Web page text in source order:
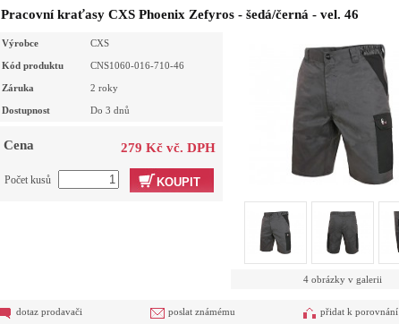
Pracovní kraťasy CXS Phoenix Zefyros - šedá/černá - vel. 46
Výrobce CXS
Kód produktu CNS1060-016-710-46
Záruka 2 roky
Dostupnost Do 3 dnů
Cena 279 Kč vč. DPH
KOUPIT
Počet kusů
4 obrázky v galerii
dotaz prodavači poslat známému přidat k porovnání